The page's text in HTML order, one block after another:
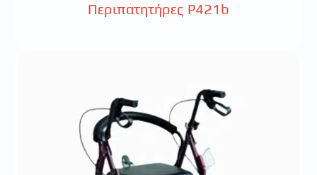
Περιπατητήρες P421b